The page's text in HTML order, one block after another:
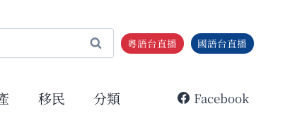
粵語台直播 國語台直播
移民 分類 Facebook